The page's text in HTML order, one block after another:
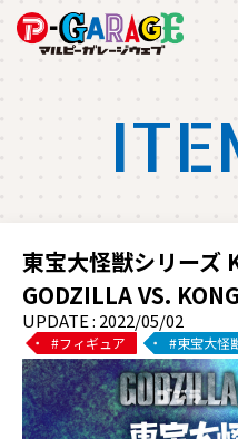
東宝大怪獣シリーズ
GODZILLA VS.
UPDATE : 2022/05/02
フィギュア 東宝大怪